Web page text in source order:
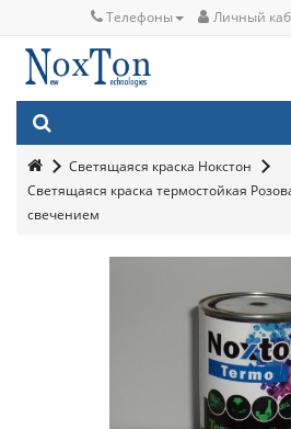
Телефоны Личный
Светящаяся краска Нокстон
Светящаяся краска термостойкая
свечением